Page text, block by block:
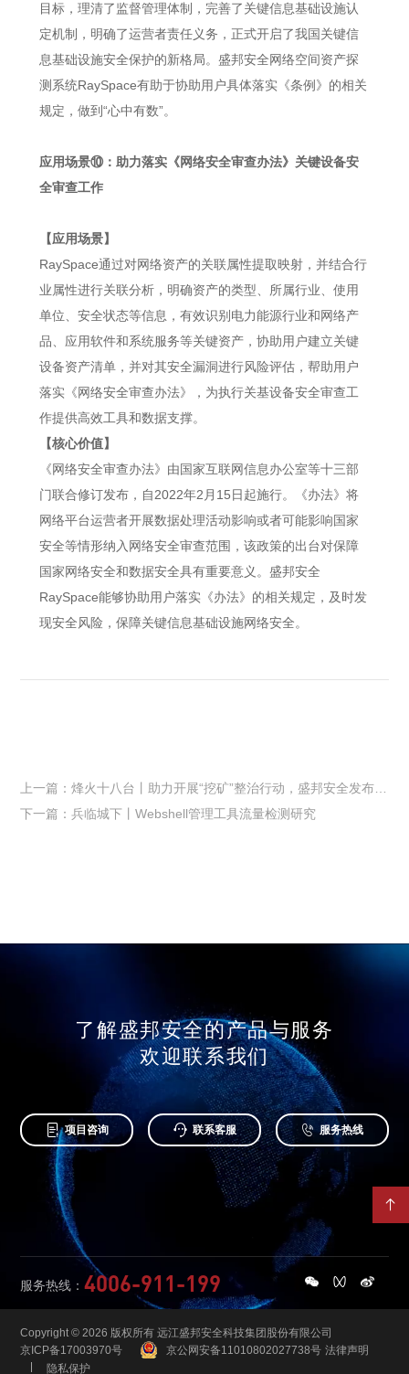
目标，理清了监督管理体制，完善了关键信息基础设施认
定机制，明确了运营者责任义务，正式开启了我国关键信
息基础设施安全保护的新格局。盛邦安全网络空间资产探
测系统RaySpace有助于协助用户具体落实《条例》的相关
规定，做到“心中有数”。
应用场景⑩：助力落实《网络安全审查办法》关键设备安
全审查工作
【应用场景】
RaySpace通过对网络资产的关联属性提取映射，并结合行
业属性进行关联分析，明确资产的类型、所属行业、使用
单位、安全状态等信息，有效识别电力能源行业和网络产
品、应用软件和系统服务等关键资产，协助用户建立关键
设备资产清单，并对其安全漏洞进行风险评估，帮助用户
落实《网络安全审查办法》，为执行关基设备安全审查工
作提供高效工具和数据支撑。
【核心价值】
《网络安全审查办法》由国家互联网信息办公室等十三部
门联合修订发布，自2022年2月15日起施行。《办法》将
网络平台运营者开展数据处理活动影响或者可能影响国家
安全等情形纳入网络安全审查范围，该政策的出台对保障
国家网络安全和数据安全具有重要意义。盛邦安全
RaySpace能够协助用户落实《办法》的相关规定，及时发
现安全风险，保障关键信息基础设施网络安全。
上一篇：烽火十八台丨助力开展“挖矿”整治行动，盛邦安全发布“挖矿”资产测绘专项方案
下一篇：兵临城下丨Webshell管理工具流量检测研究

了解盛邦安全的产品与服务
欢迎联系我们
 项目咨询  联系客服  服务热线
服务热线：4006-911-199
Copyright © 2026 版权所有 远江盛邦安全科技集团股份有限公司
京ICP备17003970号
京公网安备11010802027738号 法律声明
隐私保护